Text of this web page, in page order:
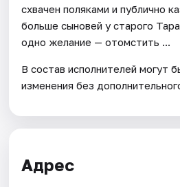
схвачен поляками и публично
больше сыновей у старого
одно желание — отомстить ...
В состав исполнителей могут
изменения без
Адрес